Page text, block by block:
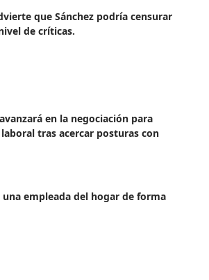
que Sánchez podría censurar
de críticas.
en la negociación para
tras acercar posturas con
una empleada del hogar de forma